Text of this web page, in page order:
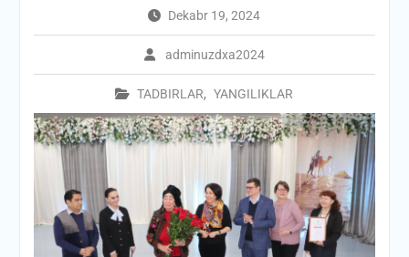
Dekabr 19, 2024
adminuzdxa2024
TADBIRLAR, YANGILIKLAR